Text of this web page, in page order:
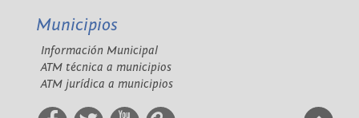
Municipios
Información Municipal
ATM técnica a municipios
ATM jurídica a municipios